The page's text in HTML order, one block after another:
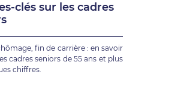
clés sur les cadres
fin de carrière : en savoir
cadres seniors de 55 ans et plus
chiffres.